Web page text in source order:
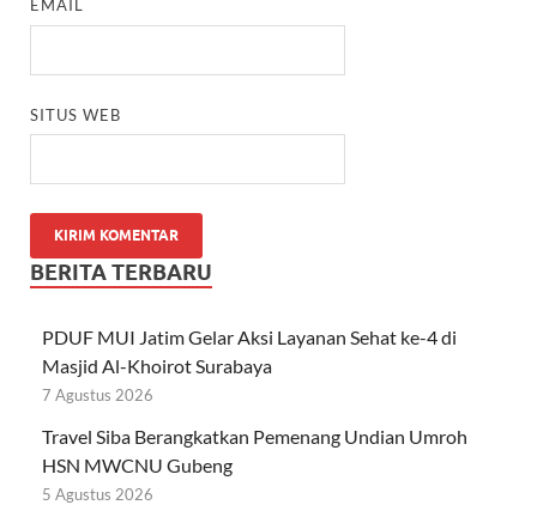
EMAIL
SITUS WEB
BERITA TERBARU
PDUF MUI Jatim Gelar Aksi Layanan Sehat ke-4 di
Masjid Al-Khoirot Surabaya
7 Agustus 2026
Travel Siba Berangkatkan Pemenang Undian Umroh
HSN MWCNU Gubeng
5 Agustus 2026